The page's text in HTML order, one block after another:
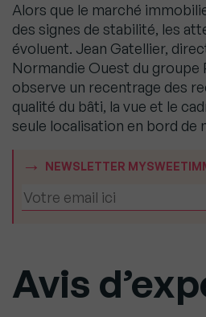
Alors que le marché
des signes de stabilité, les
évoluent. Jean Gatellier,
Normandie Ouest du groupe
observe un recentrage des
qualité du bâti, la vue et le
seule localisation en bord de
NEWSLETTER
Avis